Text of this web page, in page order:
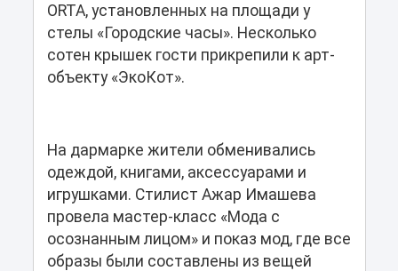
ORTA, установленных на площади у
стелы «Городские часы». Несколько
сотен крышек гости прикрепили к арт-
объекту «ЭкоКот».
На дармарке жители обменивались
одеждой, книгами, аксессуарами и
игрушками. Стилист Ажар Имашева
провела мастер-класс «Мода с
осознанным лицом» и показ мод, где все
образы были составлены из вещей